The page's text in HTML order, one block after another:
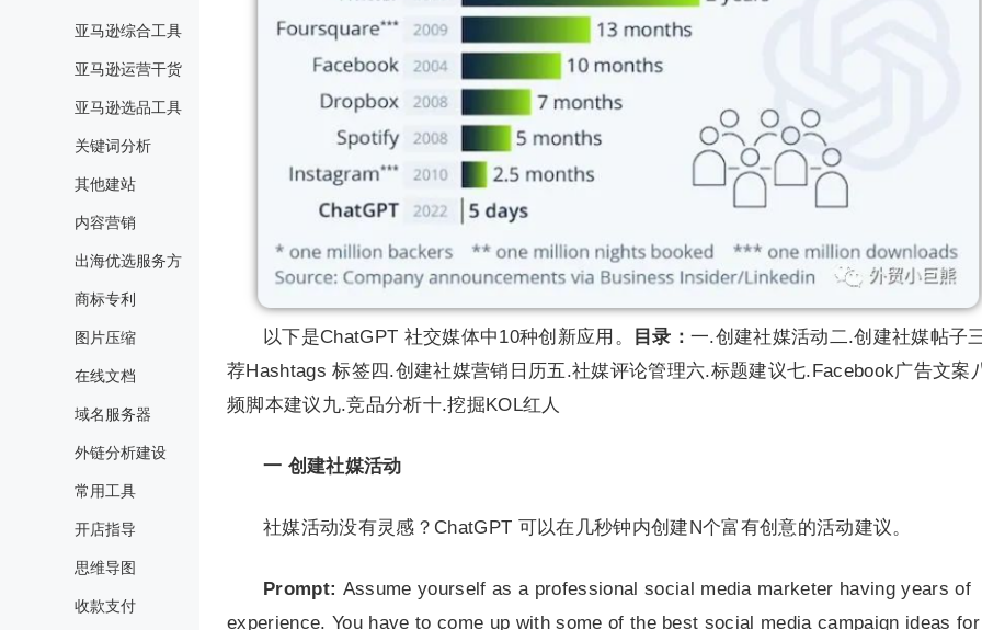
亚马逊综合工具
亚马逊运营干货
亚马逊选品工具
关键词分析
其他建站
内容营销
出海优选服务方
商标专利
图片压缩
在线文档
域名服务器
外链分析建设
常用工具
开店指导
思维导图
收款支付
以下是ChatGPT 社交媒体中10种创新应用。 目录： 一.创建社媒活动二.创建社媒帖子
荐Hashtags 标签四.创建社媒营销日历五.社媒评论管理六.标题建议七.Facebook广告文案
频脚本建议九.竞品分析十.挖掘KOL红人
一 创建社媒活动
社媒活动没有灵感？ChatGPT 可以在几秒钟内创建N个富有创意的活动建议。
Prompt: Assume yourself as a professional social media marketer having years of
experience. You have to come up with some of the best social media campaign ideas